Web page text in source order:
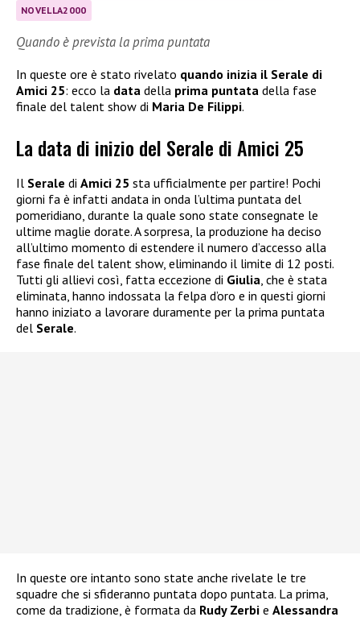
NOVELLA2000
Quando è prevista la prima puntata
In queste ore è stato rivelato quando inizia il Serale di
Amici 25: ecco la data della prima puntata della fase
finale del talent show di Maria De Filippi.
La data di inizio del Serale di Amici 25
Il Serale di Amici 25 sta ufficialmente per partire! Pochi
giorni fa è infatti andata in onda l’ultima puntata del
pomeridiano, durante la quale sono state consegnate le
ultime maglie dorate. A sorpresa, la produzione ha deciso
all’ultimo momento di estendere il numero d’accesso alla
fase finale del talent show, eliminando il limite di 12 posti.
Tutti gli allievi così, fatta eccezione di Giulia , che è stata
eliminata, hanno indossata la felpa d’oro e in questi giorni
hanno iniziato a lavorare duramente per la prima puntata
del Serale.
In queste ore intanto sono state anche rivelate le tre
squadre che si sfideranno puntata dopo puntata. La prima,
come da tradizione, è formata da Rudy Zerbi e Alessandra